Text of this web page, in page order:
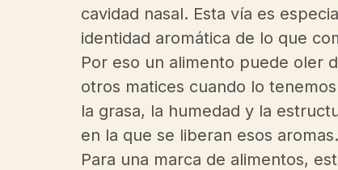
cavidad nasal. Esta vía es
identidad aromática de lo que
Por eso un alimento puede oler
otros matices cuando lo
la grasa, la humedad y la
en la que se liberan esos aromas.
Para una marca de alimentos,